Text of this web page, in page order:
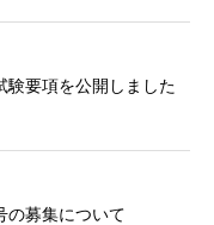
験要項を公開しました
の募集について